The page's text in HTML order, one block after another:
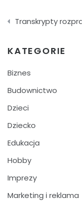
Nawigacja
Transkrypty
KATEGORIE
Biznes
Budownictwo
Dzieci
Dziecko
Edukacja
Hobby
Imprezy
Marketing i reklama